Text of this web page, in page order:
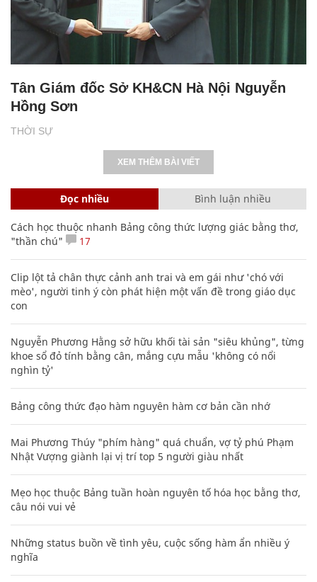
THỜI SỰ
Tân Giám đốc Sở KH&CN Hà Nội Nguyễn
Hồng Sơn
XEM THÊM BÀI VIẾT
Đọc nhiều Bình luận nhiều
Cách học thuộc nhanh Bảng công thức lượng giác bằng thơ,
"thần chú"
17
Clip lột tả chân thực cảnh anh trai và em gái như 'chó với
mèo', người tinh ý còn phát hiện một vấn đề trong giáo dục
con
Nguyễn Phương Hằng sở hữu khối tài sản "siêu khủng", từng
khoe sổ đỏ tính bằng cân, mắng cựu mẫu 'không có nổi
nghìn tỷ'
Bảng công thức đạo hàm nguyên hàm cơ bản cần nhớ
Mai Phương Thúy "phím hàng" quá chuẩn, vợ tỷ phú Phạm
Nhật Vượng giành lại vị trí top 5 người giàu nhất
Mẹo học thuộc Bảng tuần hoàn nguyên tố hóa học bằng thơ,
câu nói vui vẻ
Những status buồn về tình yêu, cuộc sống hàm ẩn nhiều ý
nghĩa